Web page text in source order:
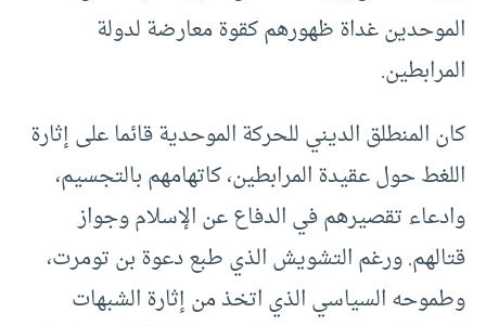
الموحدين غداة ظهورهم كقوة معارضة لدولة
المرابطين.
كان المنطلق الديني للحركة الموحدية قائما على إثارة
اللغط حول عقيدة المرابطين، كاتهامهم بالتجسيم،
وادعاء تقصيرهم في الدفاع عن الإسلام وجواز
قتالهم. ورغم التشويش الذي طبع دعوة بن تومرت،
وطموحه السياسي الذي اتخذ من إثارة الشبهات